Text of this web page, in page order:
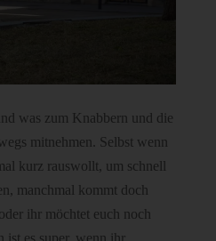
was zum Knabbern und die
mitnehmen. Selbst wenn
kurz rauswollt, um schnell
manchmal kommt doch
ihr möchtet euch noch